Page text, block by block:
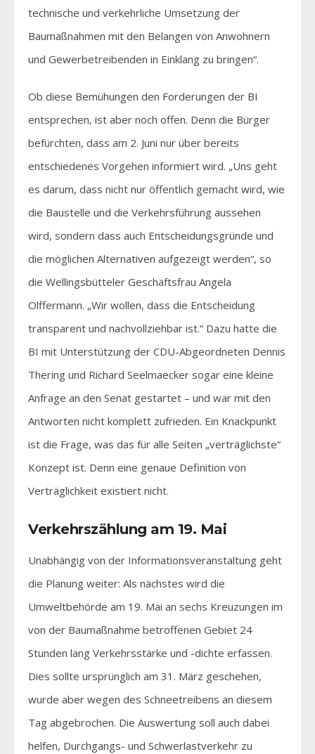
technische und verkehrliche Umsetzung der
Baumaßnahmen mit den Belangen von Anwohnern
und Gewerbetreibenden in Einklang zu bringen“.
Ob diese Bemühungen den Forderungen der BI
entsprechen, ist aber noch offen. Denn die Bürger
befürchten, dass am 2. Juni nur über bereits
entschiedenes Vorgehen informiert wird. „Uns geht
es darum, dass nicht nur öffentlich gemacht wird, wie
die Baustelle und die Verkehrsführung aussehen
wird, sondern dass auch Entscheidungsgründe und
die möglichen Alternativen aufgezeigt werden“, so
die Wellingsbütteler Geschäftsfrau Angela
Olffermann. „Wir wollen, dass die Entscheidung
transparent und nachvollziehbar ist.“ Dazu hatte die
BI mit Unterstützung der CDU-Abgeordneten Dennis
Thering und Richard Seelmaecker sogar eine kleine
Anfrage an den Senat gestartet – und war mit den
Antworten nicht komplett zufrieden. Ein Knackpunkt
ist die Frage, was das für alle Seiten „verträglichste“
Konzept ist. Denn eine genaue Definition von
Verträglichkeit existiert nicht.
Verkehrszählung am 19. Mai
Unabhängig von der Informationsveranstaltung geht
die Planung weiter: Als nächstes wird die
Umweltbehörde am 19. Mai an sechs Kreuzungen im
von der Baumaßnahme betroffenen Gebiet 24
Stunden lang Verkehrsstärke und -dichte erfassen.
Dies sollte ursprünglich am 31. März geschehen,
wurde aber wegen des Schneetreibens an diesem
Tag abgebrochen. Die Auswertung soll auch dabei
helfen, Durchgangs- und Schwerlastverkehr zu